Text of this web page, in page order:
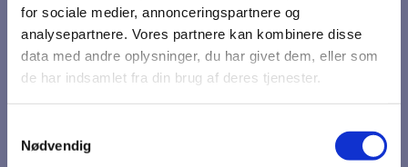
for sociale medier, annonceringspartnere og
analysepartnere. Vores partnere kan kombinere disse
data med andre oplysninger, du har givet dem, eller som
de har indsamlet fra din brug af deres tjenester.
Nødvendig